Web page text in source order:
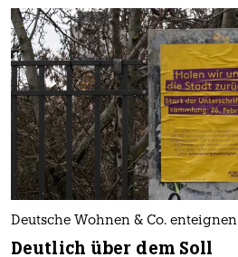
Deutsche Wohnen & Co. enteignen
Deutlich über dem Soll